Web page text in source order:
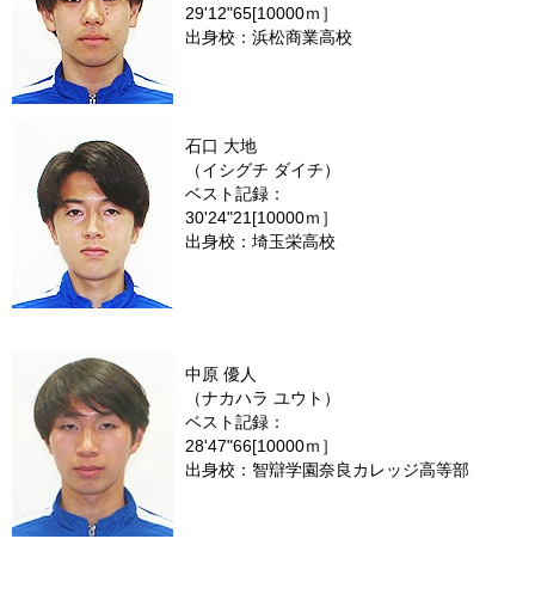
29'12"65[10000ｍ］
出身校：浜松商業高校
石口 大地
（イシグチ ダイチ）
ベスト記録：
30'24"21[10000ｍ］
出身校：埼玉栄高校
中原 優人
（ナカハラ ユウト）
ベスト記録：
28'47"66[10000ｍ］
出身校：智辯学園奈良カレッジ高等部